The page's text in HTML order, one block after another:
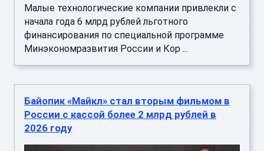
Малые технологические компании привлекли с
начала года 6 млрд рублей льготного
финансирования по специальной программе
Минэкономразвития России и Кор ...
Байопик «Майкл» стал вторым фильмом в
России с кассой более 2 млрд рублей в
2026 году